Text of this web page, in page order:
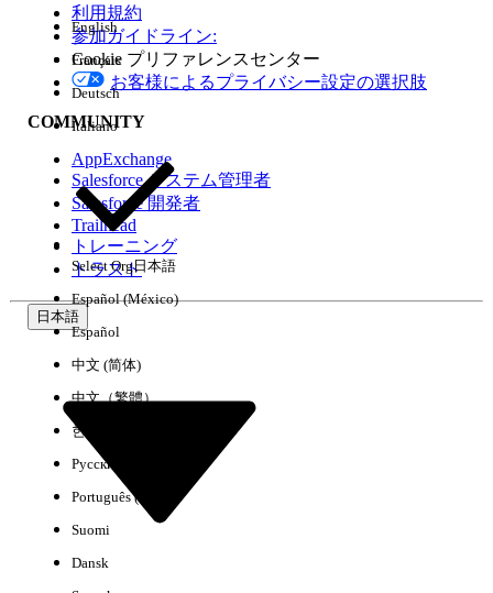
エディション
環境
利用規約
参加ガイドライン:
Cookie プリファレンスセンター
お客様によるプライバシー設定の選択肢
COMMUNITY
AppExchange
Salesforce システム管理者
Salesforce 開発者
Trailhead
トレーニング
トラスト
日本語
English
Français
Deutsch
Italiano
Select Org日本語
Español (México)
Español
中文 (简体)
中文（繁體）
한국어
Русский
Português (Brasil)
Suomi
Dansk